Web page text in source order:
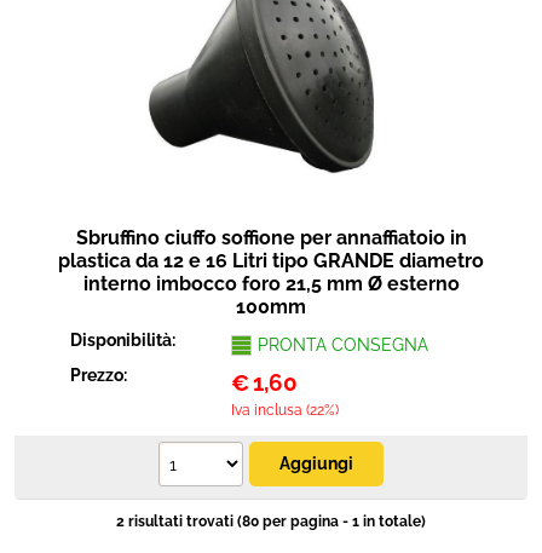
Sbruffino ciuffo soffione per annaffiatoio in
plastica da 12 e 16 Litri tipo GRANDE diametro
interno imbocco foro 21,5 mm Ø esterno
100mm
Disponibilità:
PRONTA CONSEGNA
Prezzo:
€1,60
Iva inclusa (22%)
2 risultati trovati (80 per pagina - 1 in totale)